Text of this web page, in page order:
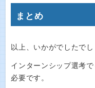
まとめ
以上、いかがでしたでし
インターンシップ選考
必要です。